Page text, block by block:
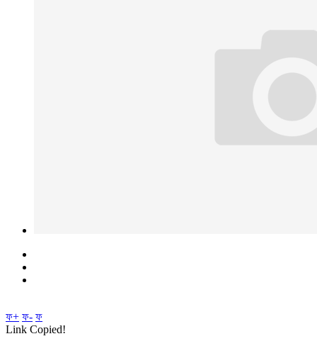
ফ+ ফ- ফ
Link Copied!